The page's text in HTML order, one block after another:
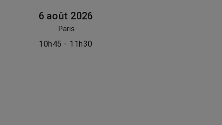
6 août 2026
Paris
10h45 - 11h30